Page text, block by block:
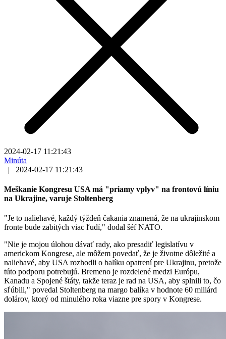
2024-02-17 11:21:43
Minúta
|
2024-02-17 11:21:43
Meškanie Kongresu USA má "priamy vplyv" na frontovú líniu
na Ukrajine, varuje Stoltenberg
"Je to naliehavé, každý týždeň čakania znamená, že na ukrajinskom
fronte bude zabitých viac ľudí," dodal šéf NATO.
"Nie je mojou úlohou dávať rady, ako presadiť legislatívu v
americkom Kongrese, ale môžem povedať, že je životne dôležité a
naliehavé, aby USA rozhodli o balíku opatrení pre Ukrajinu, pretože
túto podporu potrebujú. Bremeno je rozdelené medzi Európu,
Kanadu a Spojené štáty, takže teraz je rad na USA, aby splnili to, čo
sľúbili," povedal Stoltenberg na margo balíka v hodnote 60 miliárd
dolárov, ktorý od minulého roka viazne pre spory v Kongrese.